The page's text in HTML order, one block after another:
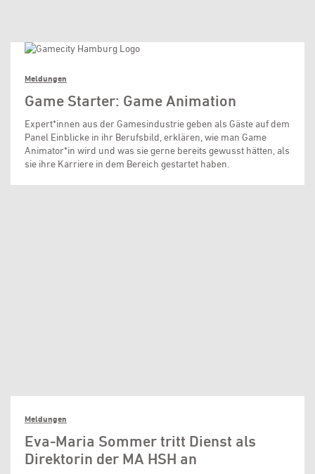
Meldungen
Game Starter: Game Animation
Expert*innen aus der Gamesindustrie geben als Gäste auf dem
Panel Einblicke in ihr Berufsbild, erklären, wie man Game
Animator*in wird und was sie gerne bereits gewusst hätten, als
sie ihre Karriere in dem Bereich gestartet haben.
Meldungen
Eva-Maria Sommer tritt Dienst als
Direktorin der MA HSH an